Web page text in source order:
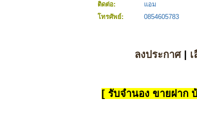
ติดต่อ: แอม
โทรศัพย์:
0854605783
ลงประกาศ|
[ รับจำนอง ขายฝาก